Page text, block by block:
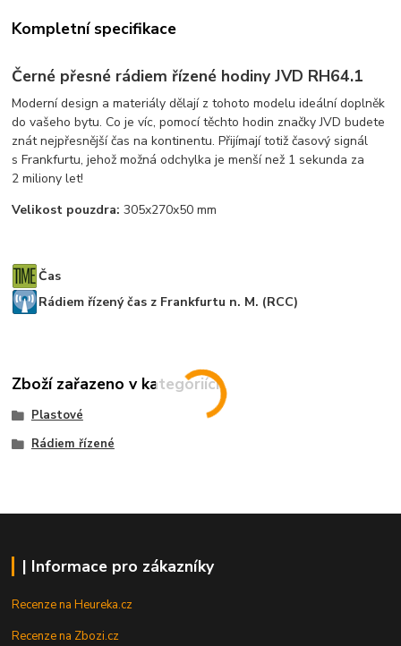
Kompletní specifikace
Černé přesné rádiem řízené hodiny JVD RH64.1
Moderní design a materiály dělají z tohoto modelu ideální doplněk
do vašeho bytu. Co je víc, pomocí těchto hodin značky JVD budete
znát nejpřesnější čas na kontinentu. Přijímají totiž časový signál
s Frankfurtu, jehož možná odchylka je menší než 1 sekunda za
2 miliony let!
Velikost pouzdra: 305x270x50 mm
Čas
Rádiem řízený čas z Frankfurtu n. M. (RCC)
Zboží zařazeno v kategoriích
Plastové
Rádiem řízené
| Informace pro zákazníky
Recenze na Heureka.cz
Recenze na Zbozi.cz